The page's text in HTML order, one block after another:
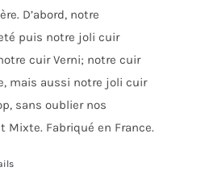
D’abord, notre
puis notre joli cuir
cuir Verni; notre cuir
mais aussi notre joli cuir
sans oublier nos
Fabriqué en France.